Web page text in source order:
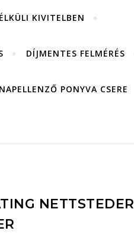
KIVITELBEN
DÍJMENTES FELMÉRÉS
NAPELLENZŐ PONYVA CSERE
NETTSTEDER